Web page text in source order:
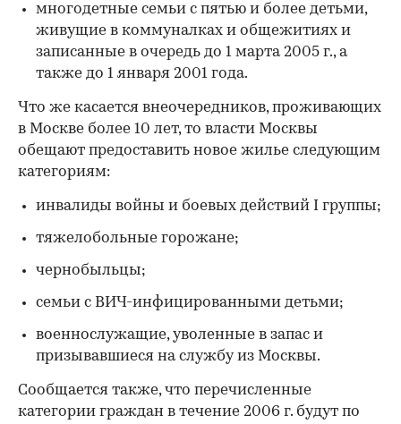
многодетные семьи с пятью и более детьми,
живущие в коммуналках и общежитиях и
записанные в очередь до 1 марта 2005 г., а
также до 1 января 2001 года.
Что же касается внеочередников, проживающих
в Москве более 10 лет, то власти Москвы
обещают предоставить новое жилье следующим
категориям:
инвалиды войны и боевых действий I группы;
тяжелобольные горожане;
чернобыльцы;
семьи с ВИЧ-инфицированными детьми;
военнослужащие, уволенные в запас и
призывавшиеся на службу из Москвы.
Сообщается также, что перечисленные
категории граждан в течение 2006 г. будут по